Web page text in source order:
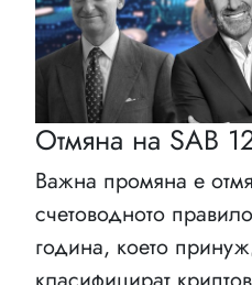
Отмяна на SAB
Важна промяна е
счетоводното правило
година, което